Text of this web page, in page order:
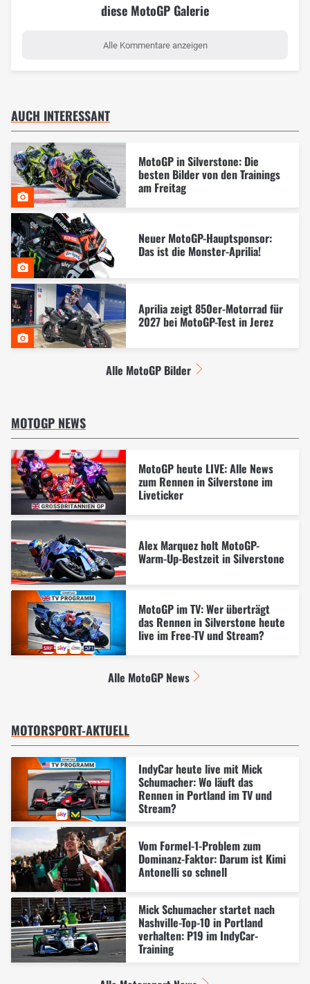
diese MotoGP Galerie
Alle Kommentare anzeigen
AUCH INTERESSANT
MotoGP in Silverstone: Die
besten Bilder von den Trainings
am Freitag
Neuer MotoGP-Hauptsponsor:
Das ist die Monster-Aprilia!
Aprilia zeigt 850er-Motorrad für
2027 bei MotoGP-Test in Jerez
Alle MotoGP Bilder
MOTOGP NEWS
MotoGP heute LIVE: Alle News
zum Rennen in Silverstone im
Liveticker
Alex Marquez holt MotoGP-
Warm-Up-Bestzeit in Silverstone
MotoGP im TV: Wer überträgt
das Rennen in Silverstone heute
live im Free-TV und Stream?
Alle MotoGP News
MOTORSPORT-AKTUELL
IndyCar heute live mit Mick
Schumacher: Wo läuft das
Rennen in Portland im TV und
Stream?
Vom Formel-1-Problem zum
Dominanz-Faktor: Darum ist Kimi
Antonelli so schnell
Mick Schumacher startet nach
Nashville-Top-10 in Portland
verhalten: P19 im IndyCar-
Training